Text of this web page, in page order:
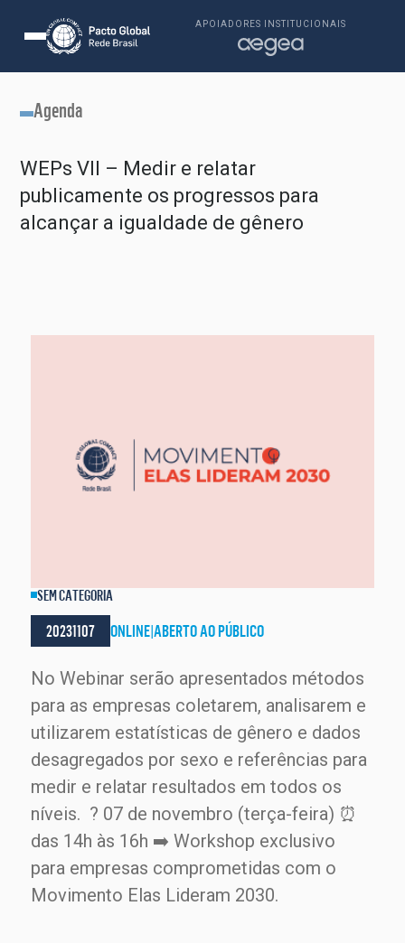
APOIADORES INSTITUCIONAIS
Agenda
WEPs VII – Medir e relatar
publicamente os progressos para
alcançar a igualdade de gênero
SEM CATEGORIA
20231107 ONLINE|ABERTO AO PÚBLICO
No Webinar serão apresentados métodos
para as empresas coletarem, analisarem e
utilizarem estatísticas de gênero e dados
desagregados por sexo e referências para
medir e relatar resultados em todos os
níveis. ? 07 de novembro (terça-feira) ⏰
das 14h às 16h ➡️ Workshop exclusivo
para empresas comprometidas com o
Movimento Elas Lideram 2030.